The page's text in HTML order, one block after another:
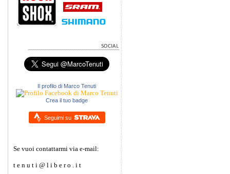
Il profilo di Marco Tenuti
Crea il tuo badge
Seguimi su
Se vuoi contattarmi via e-mail:
t e n u t i @ l i b e r o . i t